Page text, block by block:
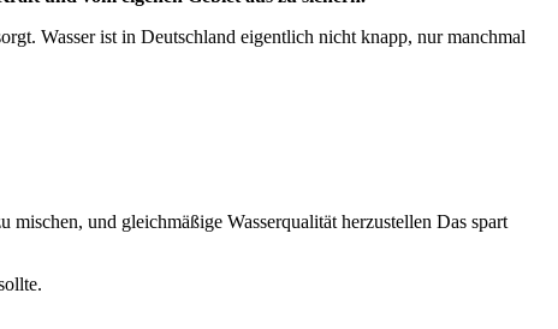
Wasser ist in Deutschland eigentlich nicht knapp, nur manchmal
und gleichmäßige Wasserqualität herzustellen Das spart